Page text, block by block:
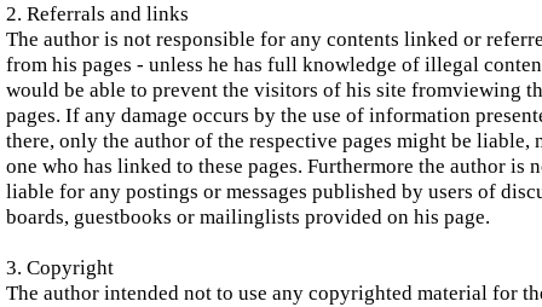
2. Referrals and links
The author is not responsible for any contents linked or
from his pages - unless he has full knowledge of illegal
would be able to prevent the visitors of his site fromviewing
pages. If any damage occurs by the use of information
there, only the author of the respective pages might be liable,
one who has linked to these pages. Furthermore the author is
liable for any postings or messages published by users of
boards, guestbooks or mailinglists provided on his page.
3. Copyright
The author intended not to use any copyrighted material for